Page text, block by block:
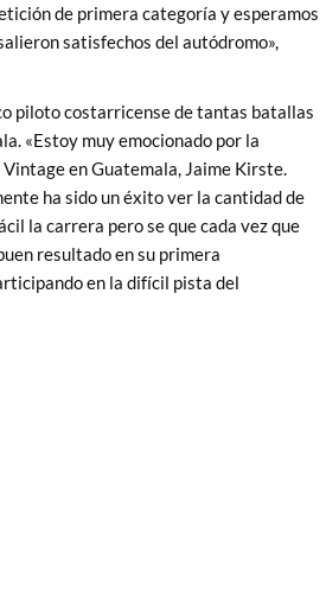
de primera categoría y esperamos
satisfechos del autódromo»,
piloto costarricense de tantas batallas
«Estoy muy emocionado por la
en Guatemala, Jaime Kirste.
ha sido un éxito ver la cantidad de
la carrera pero se que cada vez que
resultado en su primera
en la difícil pista del